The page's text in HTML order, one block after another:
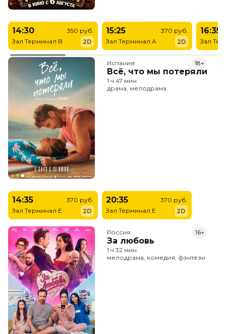
14:30
Зал Терминал B
350 руб.
2D
15:25
Зал Терминал A
370 руб.
2D
16:35
Зал
Испания
Всё, что мы потеряли
18+
1 ч 47 мин
драма, мелодрама
14:35
Зал Терминал E
370 руб.
2D
20:35
Зал Терминал E
370 руб.
2D
Россия
За любовь
16+
1 ч 32 мин
мелодрама, комедия, фэнтези